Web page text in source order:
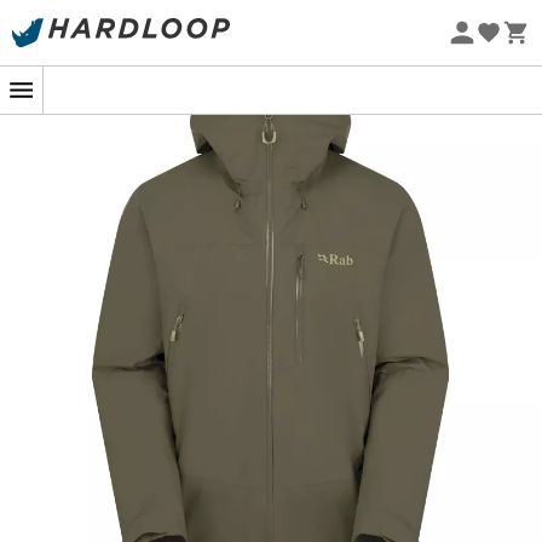
Promos d'été 🔥 -5 % EXTRA dès 2 produits* code Summer5
-5% Extra - Code Summer5
rocailleux. C'est là que la
Downpour Mountain Jacket
aventures. Conçue avec du tissu Pertex® Shield à 2,5
couches, elle est à la fois robuste et légère. Son secret ?
Une protection imperméable qui vous garde au sec
sans sacrifier la respirabilité. C'est un peu comme si
vous aviez un parapluie personnel, mais bien plus stylé
et pratique !
Chaque détail de cette veste est pensé pour les
passionnés de montagne. Ses poches sont
judicieusement placées pour être accessibles même
avec un sac à dos, un petit luxe qui fait toute la
différence lorsque vous cherchez votre barre
énergétique en pleine ascension. Et que dire de sa
capuche ? Généreuse et ajustable, elle s'adapte à
toutes les têtes et à toutes les tempêtes. C'est comme si
elle murmurait à l'oreille du vent : ""Pas aujourd'hui !""